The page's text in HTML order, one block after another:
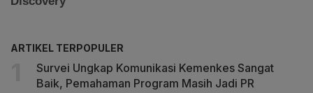
ARTIKEL TERPOPULER
Survei Ungkap Komunikasi Kemenkes Sangat
Baik, Pemahaman Program Masih Jadi PR